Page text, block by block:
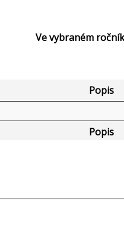
Ve vybraném
Popis
Popis